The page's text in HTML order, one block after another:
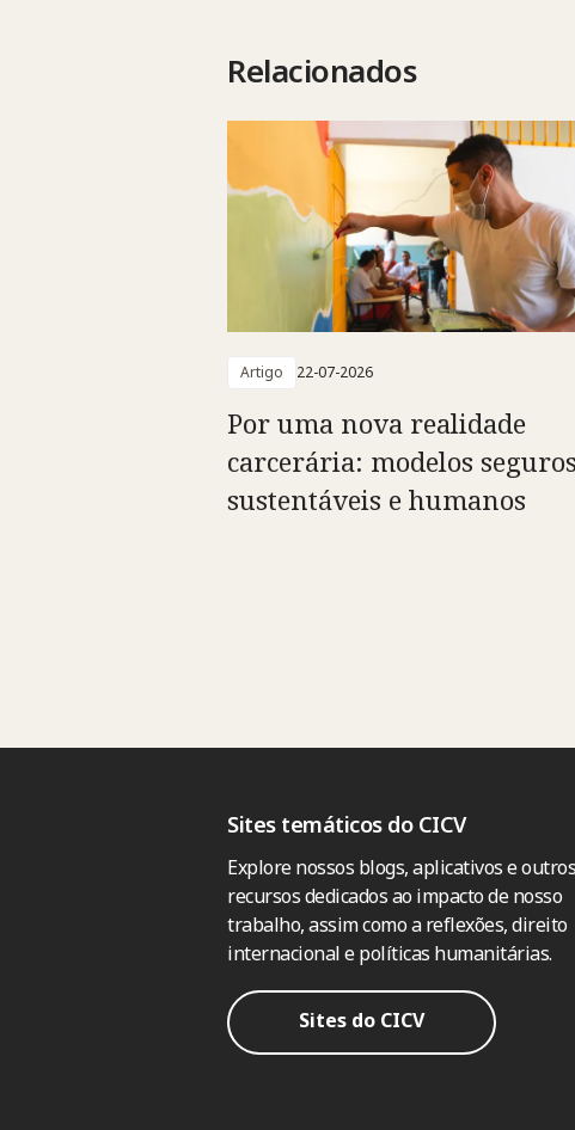
Relacionados
Artigo 22-07-2026
Por uma nova realidade
carcerária: modelos
sustentáveis e humanos
Sites temáticos do CICV
Explore nossos blogs, aplicativos e outros
recursos dedicados ao impacto de nosso
trabalho, assim como a reflexões, direito
internacional e políticas humanitárias.
Sites do CICV